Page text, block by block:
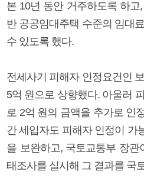
본 10년 동안 거주하도록 하
반 공공임대주택 수준의 임대
수 있도록 했다.
전세사기 피해자 인정요건인
5억 원으로 상향했다. 아울러
로 2억 원의 금액을 추가로 인
간 세입자도 피해자 인정이 가
을 보완하고, 국토교통부 장관
태조사를 실시해 그 결과를 국